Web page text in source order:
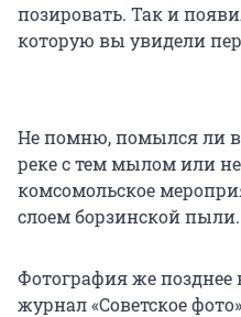
позировать. Так и
которую вы увидели
Не помню, помылся ли
реке с тем мылом или
комсомольское
слоем борзинской пыли.
Фотография же позднее
журнал «Советское